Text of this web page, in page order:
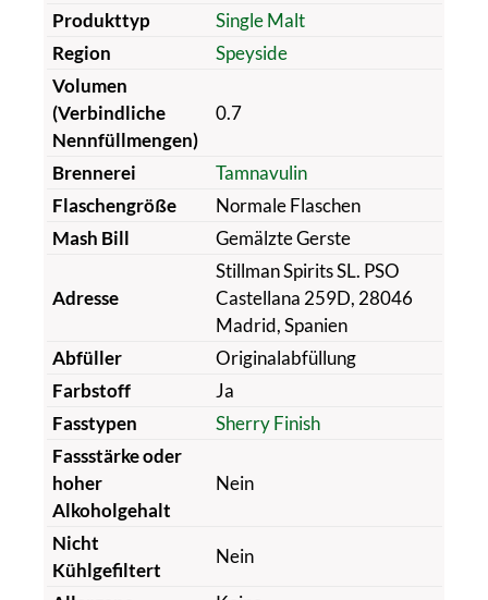
Produkttyp
Single Malt
Region
Speyside
Volumen
(Verbindliche
Nennfüllmengen)
0.7
Brennerei
Tamnavulin
Flaschengröße
Normale Flaschen
Mash Bill
Gemälzte Gerste
Adresse
Stillman Spirits SL. PSO
Castellana 259D, 28046
Madrid, Spanien
Abfüller
Originalabfüllung
Farbstoff
Ja
Fasstypen
Sherry Finish
Fassstärke oder
hoher
Alkoholgehalt
Nein
Nicht
Kühlgefiltert
Nein